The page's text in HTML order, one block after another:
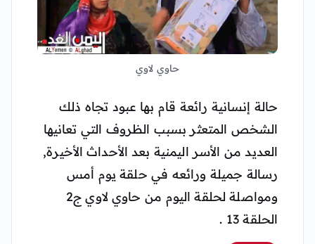
حاوي لاوي
حالة إنسانية رائعة قام بها عبود تجاه ذلك
الشخص المتعثر بسبب الظروف التي تعانيها
العديد من الأسر اليمنية بعد الأحداث الأخيرة,
رسالة جميلة ورائعه في حلقة يوم أمس
ومواصلة لحلقة اليوم من حاوي لاوي ج2
الحلقة 13 .